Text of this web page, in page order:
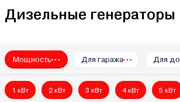
Дизельные генераторы
A-iPower
AGT
ALTECO
Мощность Для гаража Для
1 кВт 2 кВт 3 кВт 4 кВт 5 кВт